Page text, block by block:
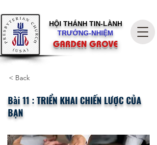
HỘI THÁNH TIN-LÀNH
TRƯỞNG-NHIỆM
GARDEN GROVE
< Back
Bài 11 : TRIỂN KHAI CHIẾN LƯỢC CỦA
BẠN